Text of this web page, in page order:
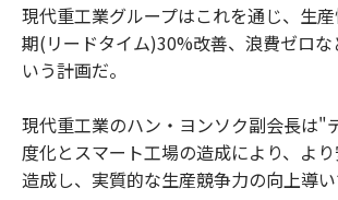
現代重工業グループはこれを通じ、生
期(リードタイム)30%改善、浪費ゼロな
いう計画だ。
現代重工業のハン・ヨンソク副会長は"
度化とスマート工場の造成により、よ
造成し、実質的な生産競争力の向上導